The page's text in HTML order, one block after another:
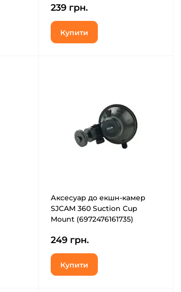
239 грн.
Купити
Аксесуар до екшн-камер
SJCAM 360 Suction Cup
Mount (6972476161735)
249 грн.
Купити